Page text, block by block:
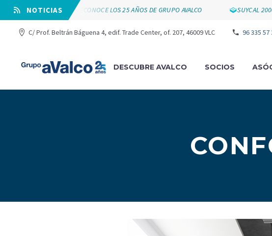
⠀NOTICIAS
VÁLVULAS ARCO RECONOCE LOS 25 AÑOS DE GRUPO AVALCO SUYCAL 2000
C/ Prof. Beltrán Báguena 4, edif. Trade Center, of. 207, 46009 VLC 96 335 57
DESCUBRE AVALCO SOCIOS